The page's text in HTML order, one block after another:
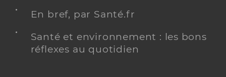
En bref, par Santé.fr
Santé et environnement : les bons
réflexes au quotidien